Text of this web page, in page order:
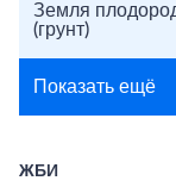
Земля
(грунт)
Показать ещё
ЖБИ